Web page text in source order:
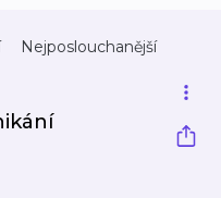
Nejposlouchanější